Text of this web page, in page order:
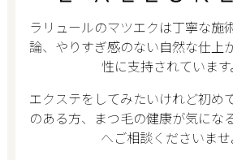
ラリュールのマツエクは丁寧な施
論、やりすぎ感のない自然な仕上
性に支持されています
エクステをしてみたいけれど初め
のある方、まつ毛の健康が気にな
へご相談くださいませ